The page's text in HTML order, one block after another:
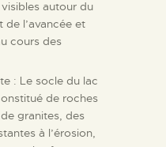
autour du
de l’avancée et
cours des
: Le socle du lac
de roches
granites, des
à l’érosion,